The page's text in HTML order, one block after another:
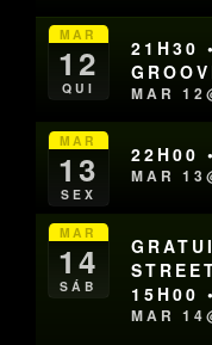
MAR
12
QUI
21H30
MAR
MAR
13
SEX
22H00
MAR
MAR
14
SÁB
15H00
MAR